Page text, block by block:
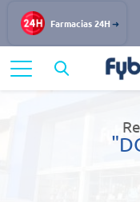
Farmacias 24H
Resultados de